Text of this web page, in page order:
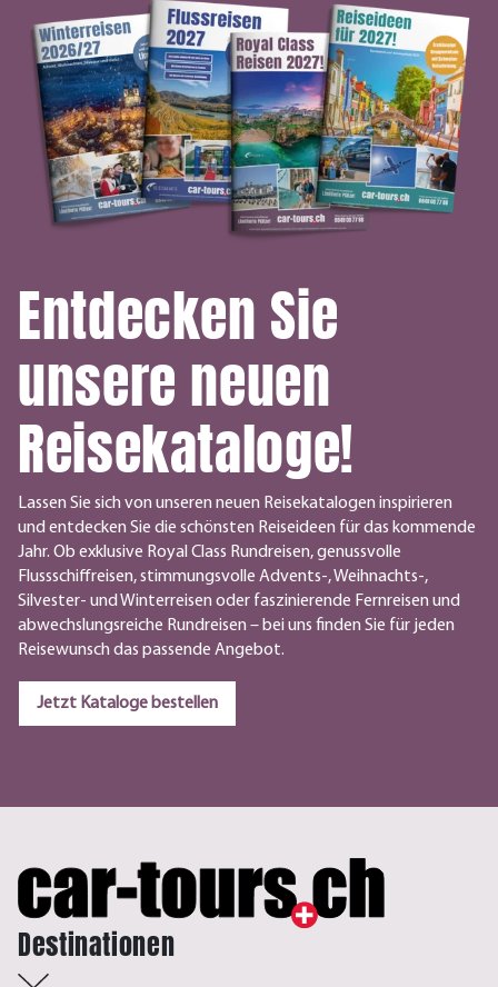
Entdecken Sie
unsere neuen
Reisekataloge!
Lassen Sie sich von unseren neuen Reisekatalogen inspirieren
und entdecken Sie die schönsten Reiseideen für das kommende
Jahr. Ob exklusive Royal Class Rundreisen, genussvolle
Flussschiffreisen, stimmungsvolle Advents-, Weihnachts-,
Silvester- und Winterreisen oder faszinierende Fernreisen und
abwechslungsreiche Rundreisen – bei uns finden Sie für jeden
Reisewunsch das passende Angebot.
Jetzt Kataloge bestellen
Destinationen